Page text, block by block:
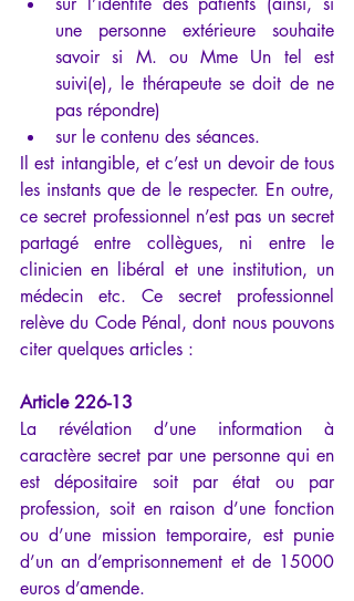
une personne extérieure souhaite
savoir si M. ou Mme Un tel est
suivi(e), le thérapeute se doit de ne
pas répondre)
sur le contenu des séances.
Il est intangible, et c’est un devoir de tous
les instants que de le respecter. En outre,
ce secret professionnel n’est pas un secret
partagé entre collègues, ni entre le
clinicien en libéral et une institution, un
médecin etc. Ce secret professionnel
relève du Code Pénal, dont nous pouvons
citer quelques articles :
Article 226-13
La révélation d’une information à
caractère secret par une personne qui en
est dépositaire soit par état ou par
profession, soit en raison d’une fonction
ou d’une mission temporaire, est punie
d’un an d’emprisonnement et de 15000
euros d’amende.